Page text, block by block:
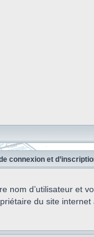
connexion et
d’utilisateur et
du site